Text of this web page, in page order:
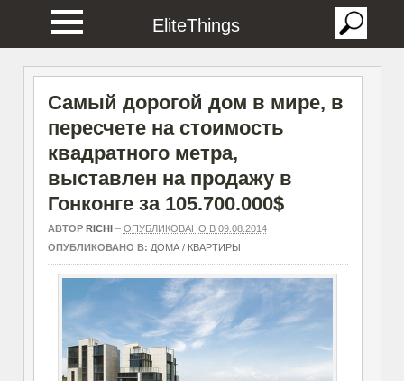
EliteThings
Самый дорогой дом в мире, в
пересчете на стоимость
квадратного метра,
выставлен на продажу в
Гонконге за 105.700.000$
АВТОР RICHI– ОПУБЛИКОВАНО В 09.08.2014
ОПУБЛИКОВАНО В: ДОМА / КВАРТИРЫ